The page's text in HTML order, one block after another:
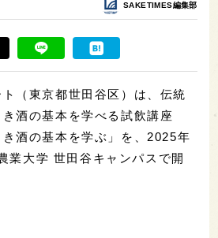
SAKETIMES編集部
（東京都世田谷区）は、伝統
酒の基本を学べる試飲講座
き酒の基本を学ぶ」を、2025年
業大学 世田谷キャンパスで開